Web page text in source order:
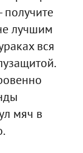
получите
лучшим
вся
мяч в